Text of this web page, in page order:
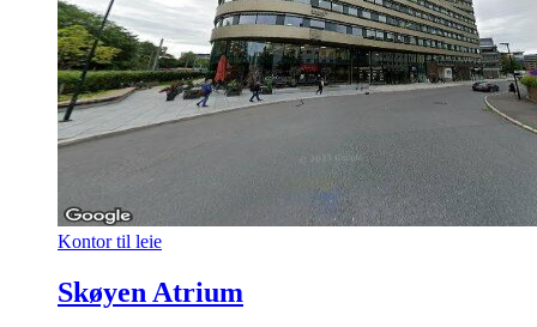
Kontor til leie
Skøyen Atrium